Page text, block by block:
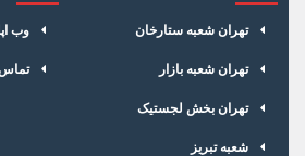
تهران شعبه ستارخان
تهران شعبه بازار
تهران بخش لجستیک
شعبه تبریز
وب
تماس
×